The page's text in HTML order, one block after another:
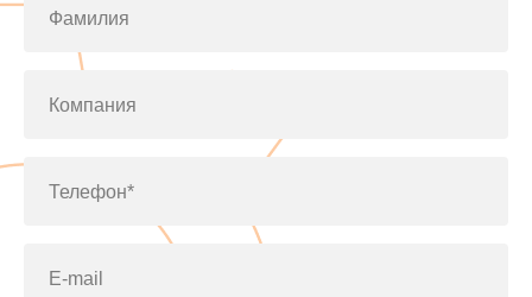
Фамилия
Компания
Телефон*
E-mail